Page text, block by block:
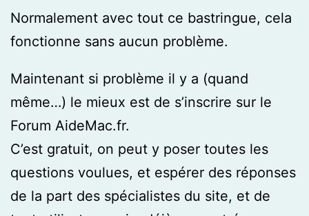
Normalement avec tout ce bastringue, cela
fonctionne sans aucun problème.
Maintenant si problème il y a (quand
même…) le mieux est de s’inscrire sur le
Forum AideMac.fr.
C’est gratuit, on peut y poser toutes les
questions voulues, et espérer des réponses
de la part des spécialistes du site, et de